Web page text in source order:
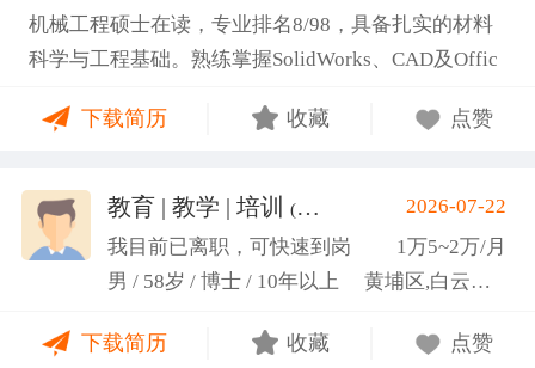
机械工程硕士在读，专业排名8/98，具备扎实的材料
科学与工程基础。熟练掌握SolidWorks、CAD及Offic
2项天津市科研项目，擅长实验设计与数据分析;曾带
优秀的团队协作与沟通协调能力，责任心强，渴望将
科研严谨性融入实践工作中
下载简历 收藏 点赞
教育 | 教学 | 培训 (汤山文)
2026-07-22
我目前已离职，可快速到岗
1万5~2万/月
男 / 58岁 / 博士 / 10年以上
黄埔区,白云区,增城市
下载简历 收藏 点赞